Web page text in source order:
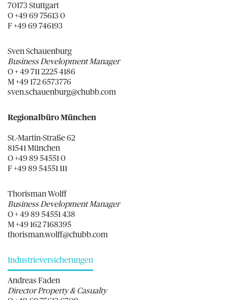
70173 Stuttgart
O +49 69 75613 0
F +49 69 746193
Sven Schauenburg
Business Development Manager
O + 49 711 2225 4186
M +49 172 6573776
sven.schauenburg@chubb.com
Regionalbüro München
St.-Martin-Straße 62
81541 München
O +49 89 54551 0
F +49 89 54551 111
Thorisman Wolff
Business Development Manager
O + 49 89 54551 438
M +49 162 7168395
thorisman.wolff@chubb.com
Industrieversicherungen
Andreas Faden
Director Property & Casualty